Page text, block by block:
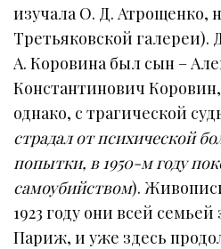
изучала О. Д. Атрощенко,
Третьяковской галереи).
А. Коровина был сын –
Константинович
однако, с трагической
страдал от психической
попытки, в 1950-м году
самоубийством).
1923 году они всей
Париж, и уже здесь